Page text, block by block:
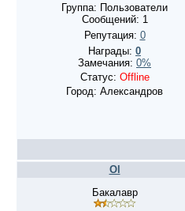
Группа: Пользователи
Сообщений: 1
Репутация: 0
Награды: 0
Замечания: 0%
Статус: Offline
Город: Александров
Ol
Бакалавр